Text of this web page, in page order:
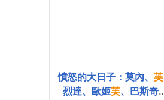
憤怒的大日子：莫內、 芙
烈達、歐姬芙、巴斯奇